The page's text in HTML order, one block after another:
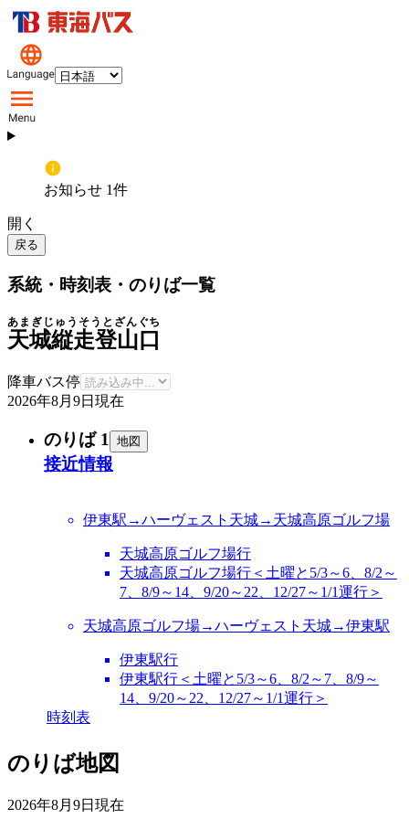
お知らせ 1件
開く
戻る
系統・時刻表・のりば一覧
天城縦走登山口
あまぎじゅうそうとざんぐち
降車バス停
2026年8月9日 現在
のりば 1 地図
接近情報
伊東駅→ハーヴェスト天城→天城高原ゴルフ場
天城高原ゴルフ場行
天城高原ゴルフ場行＜土曜と5/3～6、8/2～
7、8/9～14、9/20～22、12/27～1/1運行＞
天城高原ゴルフ場→ハーヴェスト天城→伊東駅
伊東駅行
伊東駅行＜土曜と5/3～6、8/2～7、8/9～
14、9/20～22、12/27～1/1運行＞
時刻表
のりば地図
2026年8月9日 現在